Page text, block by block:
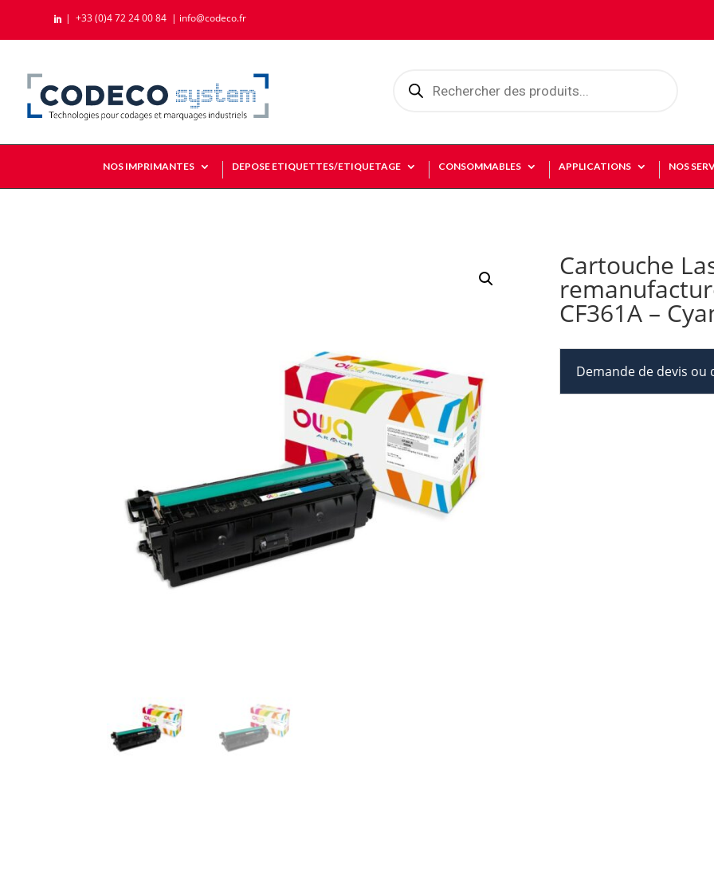
 | +33 (0)4 72 24 00 84 | info@codeco.fr
produits
NOS IMPRIMANTES DEPOSE ETIQUETTES/ETIQUETAGE CONSOMMABLES APPLICATIONS NOS
Cartouche
CF361A –
Demande de devis